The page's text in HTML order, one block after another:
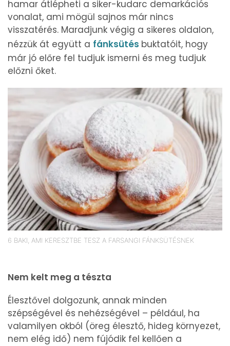
hamar átlépheti a siker-kudarc demarkációs
vonalat, ami mögül sajnos már nincs
visszatérés. Maradjunk végig a sikeres oldalon,
nézzük át együtt a fánksütés buktatóit, hogy
már jó előre fel tudjuk ismerni és meg tudjuk
előzni őket.
6 BAKI, AMI KERESZTBE TESZ A FARSANGI FÁNKSÜTÉSNEK
Nem kelt meg a tészta
Élesztővel dolgozunk, annak minden
szépségével és nehézségével – például, ha
valamilyen okból (öreg élesztő, hideg környezet,
nem elég idő) nem fújódik fel kellően a